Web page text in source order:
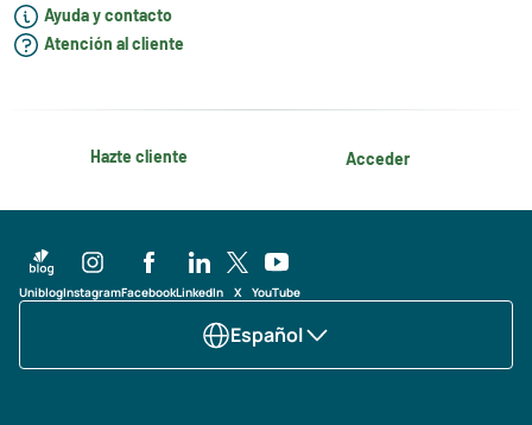
Ayuda y contacto
Atención al cliente
Hazte cliente Acceder
UniblogInstagramFacebookLinkedIn X YouTube
Español